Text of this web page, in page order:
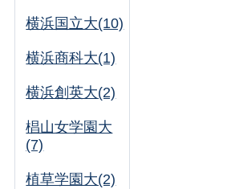
横浜国立大(10)
横浜商科大(1)
横浜創英大(2)
椙山女学園大
(7)
植草学園大(2)